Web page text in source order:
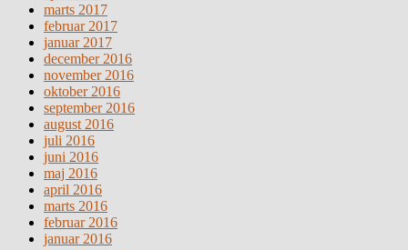
marts 2017
februar 2017
januar 2017
december 2016
november 2016
oktober 2016
september 2016
august 2016
juli 2016
juni 2016
maj 2016
april 2016
marts 2016
februar 2016
januar 2016